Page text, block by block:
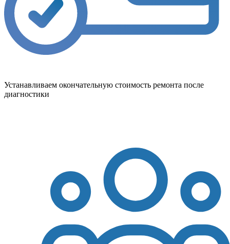
Устанавливаем окончательную стоимость ремонта после
диагностики